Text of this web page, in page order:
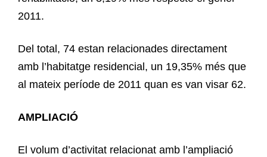
2011.
Del total, 74 estan relacionades directament
amb l’habitatge residencial, un 19,35% més que
al mateix període de 2011 quan es van visar 62.
AMPLIACIÓ
El volum d’activitat relacionat amb l’ampliació